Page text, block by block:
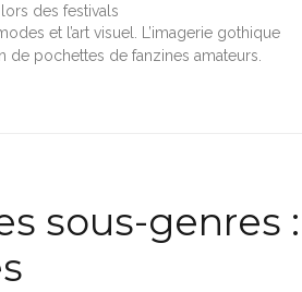
des festivals
et l’art visuel. L’imagerie gothique
de pochettes de fanzines amateurs.
sous-genres :